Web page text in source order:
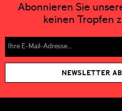
Abonnieren Sie
keinen Tropfen
NEWSLETTER